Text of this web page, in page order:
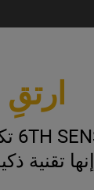
إنها تقنية